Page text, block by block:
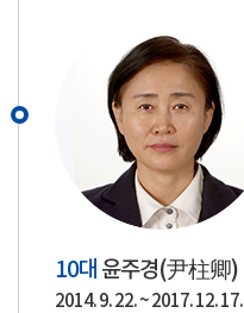
10대 윤주경(尹柱卿)
2014. 9. 22. ~ 2017. 12. 17.